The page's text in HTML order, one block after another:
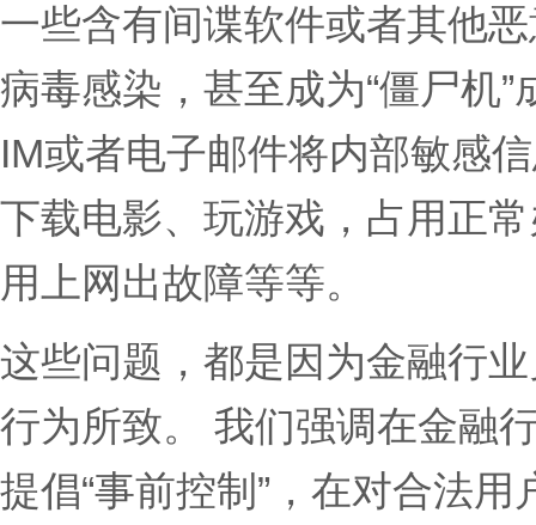
一些含有间谍软件或者其他
病毒感染，甚至成为“僵尸机
IM或者电子邮件将内部敏感
下载电影、玩游戏，占用正
用上网出故障等等。
这些问题，都是因为金融行
行为所致。 我们强调在金融
提倡“事前控制”，在对合法